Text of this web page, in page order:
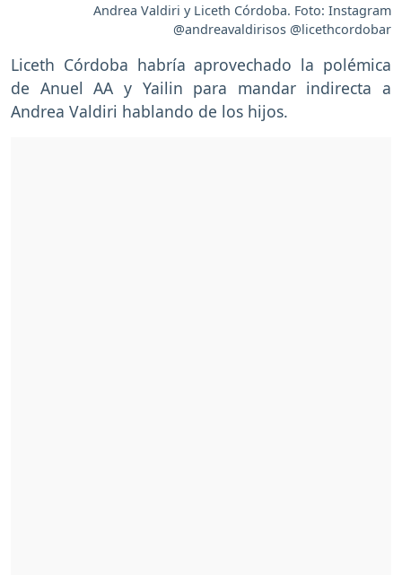
Andrea Valdiri y Liceth Córdoba. Foto: Instagram
@andreavaldirisos @licethcordobar
Liceth Córdoba habría aprovechado la polémica
de Anuel AA y Yailin para mandar indirecta a
Andrea Valdiri hablando de los hijos.